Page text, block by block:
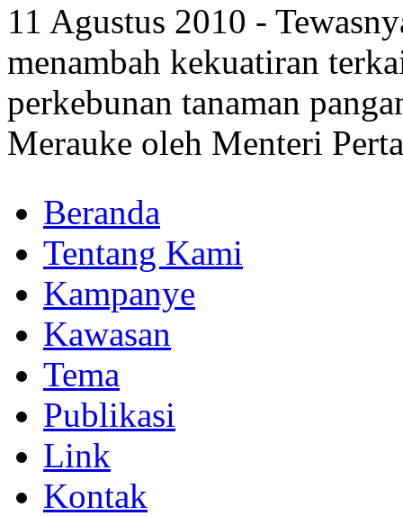
11 Agustus 2010 -
menambah kekuatiran
perkebunan tanaman
Merauke oleh Menteri
Beranda
Tentang Kami
Kampanye
Kawasan
Tema
Publikasi
Link
Kontak